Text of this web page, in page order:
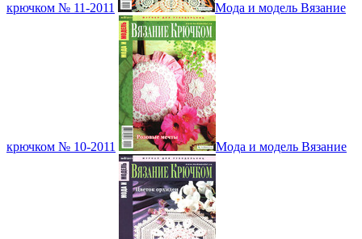
крючком № 11-2011 Мода и модель Вязание
крючком № 10-2011 Мода и модель Вязание